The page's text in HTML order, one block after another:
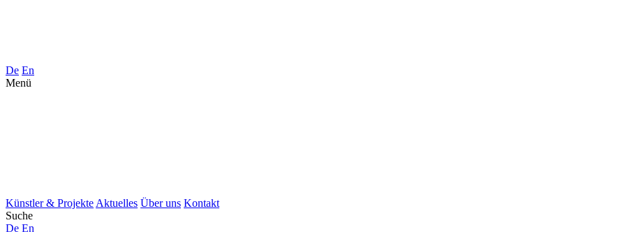
De En
Menü
Künstler & Projekte Aktuelles Über uns Kontakt
Suche
De En